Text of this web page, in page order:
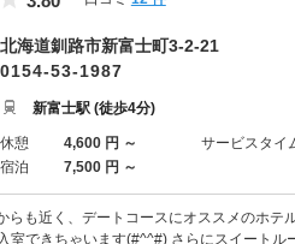
北海道釧路市新富士町3-2-21
0154-53-1987
新富士駅 (徒歩4分)
休憩 4,600 円 ～ サービスタイ
宿泊
7,500 円 ～
らも近く、デートコースにオススメのホ
できちゃいます(#^^#) さらにスイートル